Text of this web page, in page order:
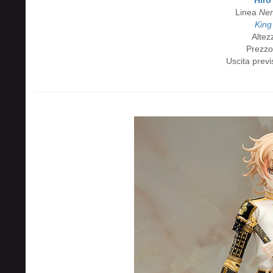
Linea
Uscita